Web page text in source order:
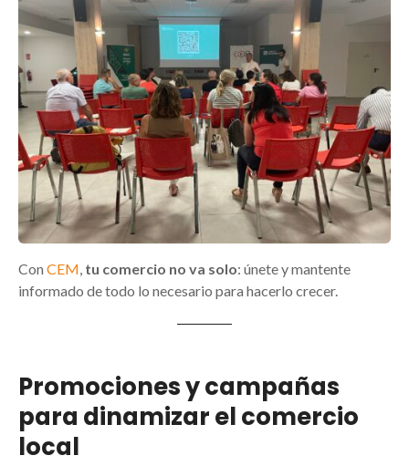
Con CEM, tu comercio no va solo: únete y mantente
informado de todo lo necesario para hacerlo crecer.
Promociones y campañas
para dinamizar el comercio
local